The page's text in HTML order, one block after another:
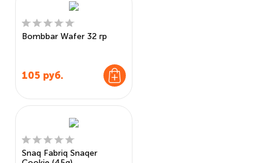
Bombbar Wafer 32 гр
105 руб.
Snaq Fabriq Snaqer